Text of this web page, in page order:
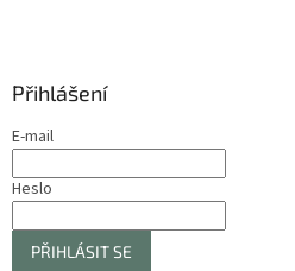
Přihlášení
E-mail
Heslo
PŘIHLÁSIT SE